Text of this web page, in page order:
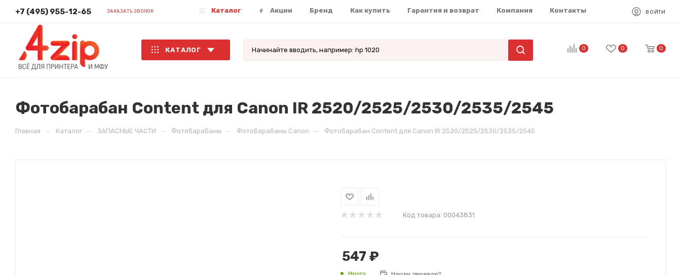
+7 (495) 955-12-65 ЗАКАЗАТЬ ЗВОНОК Каталог Акции Бренд Как купить Гарантия и возврат Компания Контакты ВОЙТИ
КАТАЛОГ 0 0 0
Фотобарабан Content для Canon IR 2520/2525/2530/2535/2545
Главная — Каталог — ЗАПАСНЫЕ ЧАСТИ — Фотобарабаны — Фотобарабаны Canon — Фотобарабан Content для Canon IR 2520/2525/2530/2535/2545
Код товара: 00043831
547 ₽